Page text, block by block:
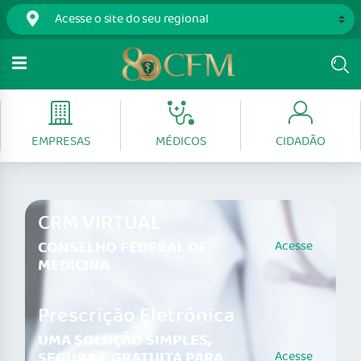
EMPRESAS MÉDICOS CIDADÃO
CRM VIRTUAL
CONSELHO FEDERAL DE
MEDICINA
Acesse
Prescrição Eletrônica
UMA SOLUÇÃO SIMPLES,
Acesse